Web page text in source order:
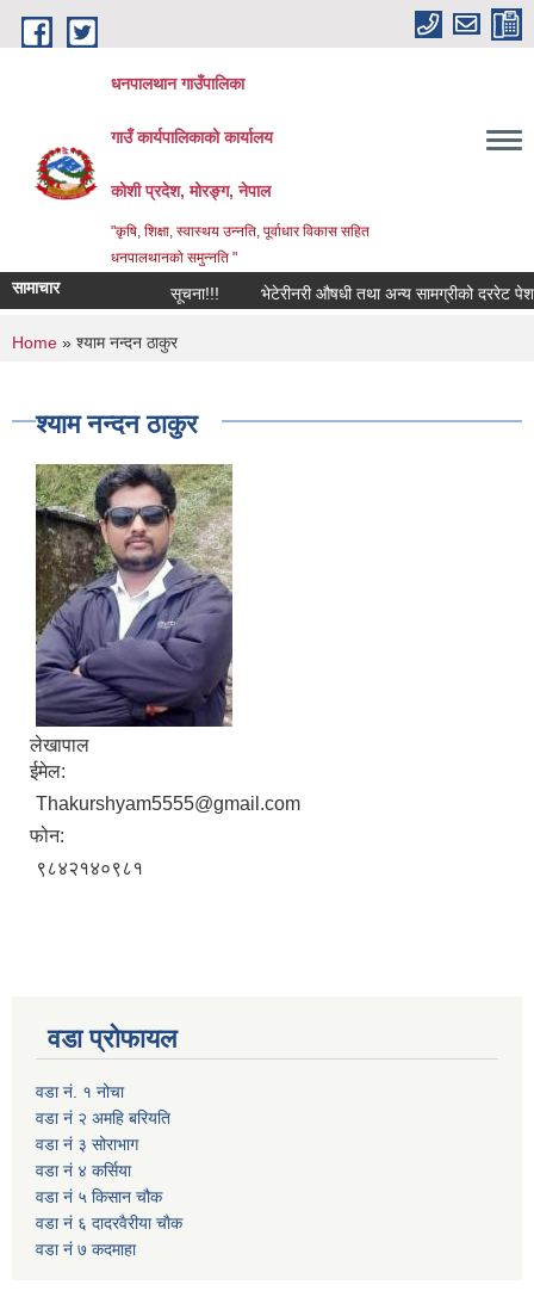
Skip to main content
धनपालथान गाउँपालिका
गाउँ कार्यपालिकाको कार्यालय
कोशी प्रदेश, मोरङ्ग, नेपाल
"कृषि, शिक्षा, स्वास्थय उन्नति, पूर्वाधार विकास सहित
धनपालथानको समुन्नति "
सामाचार सूचना!!! भेटेरीनरी औषधी तथा अन्य सामग्रीको दररेट
You are here
Home » श्याम नन्दन ठाकुर
श्याम नन्दन ठाकुर
लेखापाल
ईमेल:
Thakurshyam5555@gmail.com
फोन:
९८४२१४०९८१
वडा प्रोफायल
वडा नं. १ नोचा
वडा नं २ अमहि बरियति
वडा नं ३ सोराभाग
वडा नं ४ कर्सिया
वडा नं ५ किसान चौक
वडा नं ६ दादरवैरीया चाैक
वडा नं ७ कदमाहा